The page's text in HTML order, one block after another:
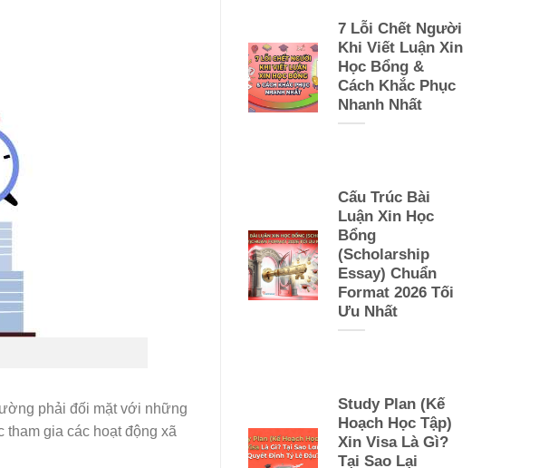
phải đối mặt với những
gia các hoạt động xã
7 Lỗi Chết Người
Khi Viết Luận Xin
Học Bổng &
Cách Khắc Phục
Nhanh Nhất
Cấu Trúc Bài
Luận Xin Học
Bổng
(Scholarship
Essay) Chuẩn
Format 2026 Tối
Ưu Nhất
Study Plan (Kế
Hoạch Học Tập)
Xin Visa Là Gì?
Tại Sao Lại